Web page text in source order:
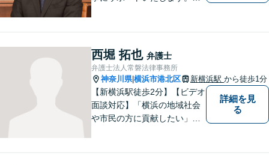
西堀 拓也 弁護士
弁護士法人常磐法律事務所
神奈川県|横浜市港北区 新横浜駅 から徒歩1分
【新横浜駅徒歩2分】【ビデオ
面談対応】「横浜の地域社会
や市民の方に貢献したい」を
詳細を見
る